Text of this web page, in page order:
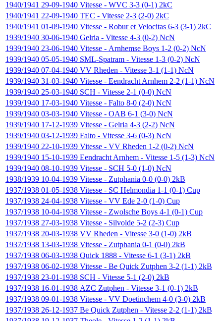
1940/1941 29-09-1940 Vitesse - WVC 3-3 (0-1) 2kC
1940/1941 22-09-1940 TEC - Vitesse 2-3 (2-0) 2kC
1940/1941 01-09-1940 Vitesse - Robur et Velocitas 6-3 (3-1) 2kC
1939/1940 30-06-1940 Gelria - Vitesse 4-3 (0-2) NcN
1939/1940 23-06-1940 Vitesse - Arnhemse Boys 1-2 (0-2) NcN
1939/1940 05-05-1940 SML-Spatram - Vitesse 1-3 (0-2) NcN
1939/1940 07-04-1940 VV Rheden - Vitesse 3-1 (1-1) NcN
1939/1940 31-03-1940 Vitesse - Eendracht Arnhem 2-2 (1-1) NcN
1939/1940 25-03-1940 SCH - Vitesse 2-1 (0-0) NcN
1939/1940 17-03-1940 Vitesse - Falto 8-0 (2-0) NcN
1939/1940 03-03-1940 Vitesse - OAB 6-1 (3-0) NcN
1939/1940 17-12-1939 Vitesse - Gelria 4-3 (2-2) NcN
1939/1940 03-12-1939 Falto - Vitesse 3-6 (0-3) NcN
1939/1940 22-10-1939 Vitesse - VV Rheden 1-2 (0-2) NcN
1939/1940 15-10-1939 Eendracht Arnhem - Vitesse 1-5 (1-3) NcN
1939/1940 08-10-1939 Vitesse - SCH 5-0 (1-0) NcN
1938/1939 10-04-1939 Vitesse - Zutphania 0-0 (0-0) 2kB
1937/1938 01-05-1938 Vitesse - SC Helmondia 1-1 (0-1) Cup
1937/1938 24-04-1938 Vitesse - VV Ede 2-0 (1-0) Cup
1937/1938 10-04-1938 Vitesse - Zwolsche Boys 4-1 (0-1) Cup
1937/1938 27-03-1938 Vitesse - Silvolde 5-2 (2-3) Cup
1937/1938 20-03-1938 VV Rheden - Vitesse 3-0 (1-0) 2kB
1937/1938 13-03-1938 Vitesse - Zutphania 0-1 (0-0) 2kB
1937/1938 06-03-1938 Quick 1888 - Vitesse 6-1 (3-1) 2kB
1937/1938 06-02-1938 Vitesse - Be Quick Zutphen 3-2 (1-1) 2kB
1937/1938 23-01-1938 SCH - Vitesse 5-1 (2-0) 2kB
1937/1938 16-01-1938 AZC Zutphen - Vitesse 3-1 (0-1) 2kB
1937/1938 09-01-1938 Vitesse - VV Doetinchem 4-0 (3-0) 2kB
1937/1938 26-12-1937 Be Quick Zutphen - Vitesse 2-2 (1-1) 2kB